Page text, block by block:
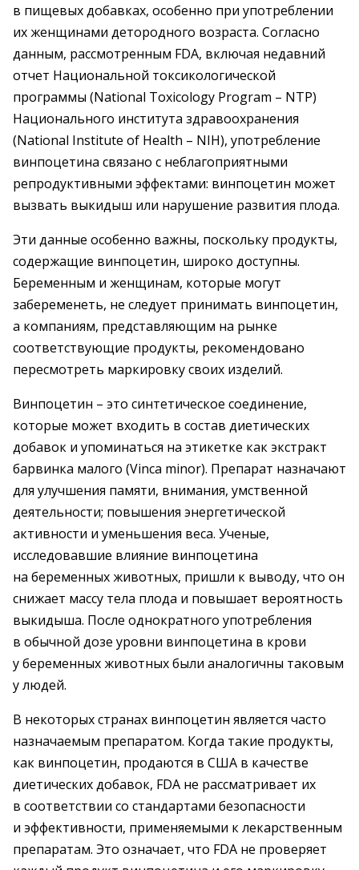
в пищевых добавках, особенно при употреблении
их женщинами детородного возраста. Согласно
данным, рассмотренным FDA, включая недавний
отчет Национальной токсикологической
программы (National Toxicology Program – NTP)
Национального института здравоохранения
(National Institute of Health – NIH), употребление
винпоцетина связано с неблагоприятными
репродуктивными эффектами: винпоцетин может
вызвать выкидыш или нарушение развития плода.
Эти данные особенно важны, поскольку продукты,
содержащие винпоцетин, широко доступны.
Беременным и женщинам, которые могут
забеременеть, не следует принимать винпоцетин,
а компаниям, представляющим на рынке
соответствующие продукты, рекомендовано
пересмотреть маркировку своих изделий.
Винпоцетин – это синтетическое соединение,
которые может входить в состав диетических
добавок и упоминаться на этикетке как экстракт
барвинка малого (Vinca minor). Препарат назначают
для улучшения памяти, внимания, умственной
деятельности; повышения энергетической
активности и уменьшения веса. Ученые,
исследовавшие влияние винпоцетина
на беременных животных, пришли к выводу, что он
снижает массу тела плода и повышает вероятность
выкидыша. После однократного употребления
в обычной дозе уровни винпоцетина в крови
у беременных животных были аналогичны таковым
у людей.
В некоторых странах винпоцетин является часто
назначаемым препаратом. Когда такие продукты,
как винпоцетин, продаются в США в качестве
диетических добавок, FDA не рассматривает их
в соответствии со стандартами безопасности
и эффективности, применяемыми к лекарственным
препаратам. Это означает, что FDA не проверяет